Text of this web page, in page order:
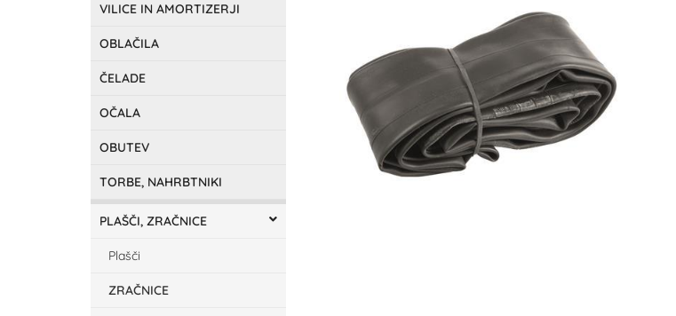
VILICE IN AMORTIZERJI
OBLAČILA
ČELADE
OČALA
OBUTEV
TORBE, NAHRBTNIKI
PLAŠČI, ZRAČNICE
Plašči
ZRAČNICE